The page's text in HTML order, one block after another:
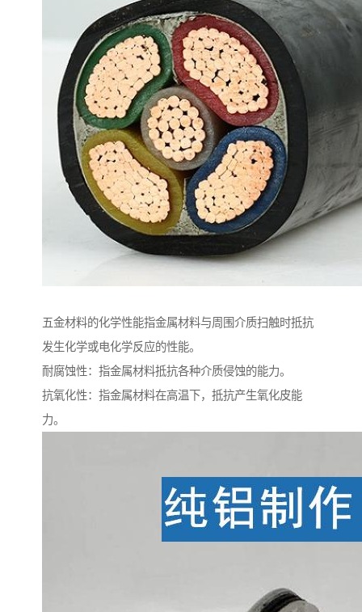
五金材料的化学性能指金属材料与周围介质扫触时抵抗
发生化学或电化学反应的性能。
耐腐蚀性：指金属材料抵抗各种介质侵蚀的能力。
抗氧化性：指金属材料在高温下，抵抗产生氧化皮能
力。